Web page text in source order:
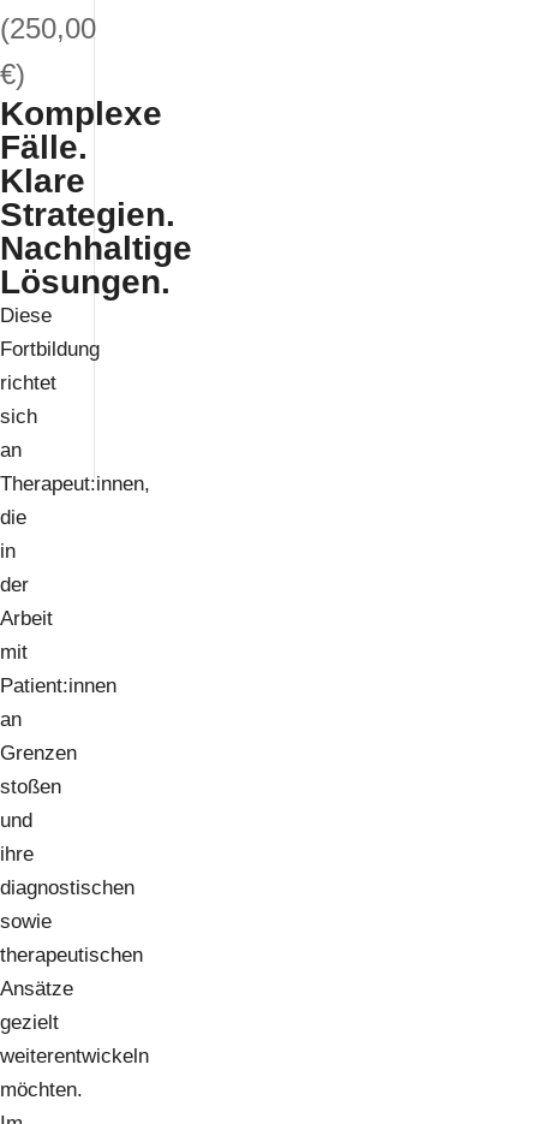
(250,00
€)
Komplexe
Fälle.
Klare
Strategien.
Nachhaltige
Lösungen.
Diese
Fortbildung
richtet
sich
an
Therapeut:innen,
die
in
der
Arbeit
mit
Patient:innen
an
Grenzen
stoßen
und
ihre
diagnostischen
sowie
therapeutischen
Ansätze
gezielt
weiterentwickeln
möchten.